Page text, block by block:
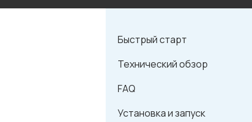
Быстрый старт
Технический обзор
FAQ
Установка и запуск